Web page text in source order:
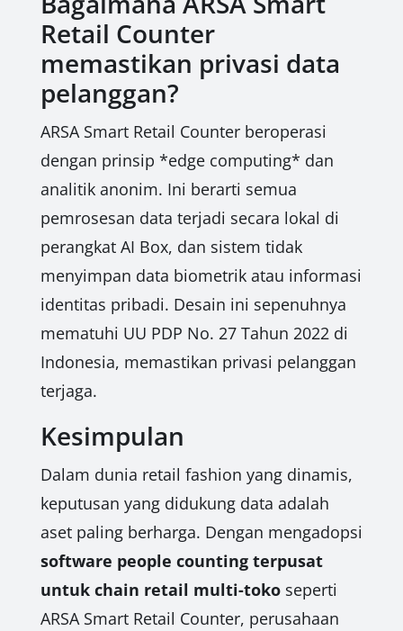
Retail Counter
memastikan privasi data
pelanggan?
ARSA Smart Retail Counter beroperasi
dengan prinsip *edge computing* dan
analitik anonim. Ini berarti semua
pemrosesan data terjadi secara lokal di
perangkat AI Box, dan sistem tidak
menyimpan data biometrik atau informasi
identitas pribadi. Desain ini sepenuhnya
mematuhi UU PDP No. 27 Tahun 2022 di
Indonesia, memastikan privasi pelanggan
terjaga.
Kesimpulan
Dalam dunia retail fashion yang dinamis,
keputusan yang didukung data adalah
aset paling berharga. Dengan mengadopsi
software people counting terpusat
untuk chain retail multi-tokoseperti
ARSA Smart Retail Counter, perusahaan